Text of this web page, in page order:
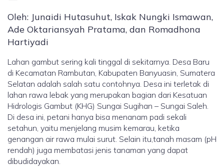
Oleh: Junaidi Hutasuhut, Iskak Nungki Ismawan,
Ade Oktariansyah Pratama, dan Romadhona
Hartiyadi
Lahan gambut sering kali tinggal di sekitarnya. Desa Baru
di Kecamatan Rambutan, Kabupaten Banyuasin, Sumatera
Selatan adalah salah satu contohnya. Desa ini terletak di
lahan rawa lebak yang merupakan bagian dari Kesatuan
Hidrologis Gambut (KHG) Sungai Sugihan – Sungai Saleh.
Di desa ini, petani hanya bisa menanam padi sekali
setahun, yaitu menjelang musim kemarau, ketika
genangan air rawa mulai surut. Selain itu,tanah masam (pH
rendah) juga membatasi jenis tanaman yang dapat
dibudidayakan.